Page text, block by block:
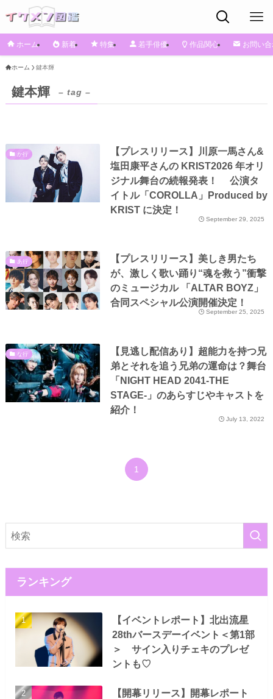
ホーム 新着 特集 若手俳優 作品関心 お問い
ホーム 鍵本輝
鍵本輝 – tag –
か行
【プレスリリース】川原一馬さん&
塩田康平さんの KRIST2026 年オリ
ジナル舞台の続報発表！ 公演タ
イトル「COROLLA」Produced by
KRIST に決定！
September 29, 2025
あ行
【プレスリリース】美しき男たち
が、激しく歌い踊り“魂を救う”衝撃
のミュージカル 「ALTAR BOYZ」
合同スペシャル公演開催決定！
September 25, 2025
な行
【見逃し配信あり】超能力を持つ兄
弟とそれを追う兄弟の運命は？舞台
「NIGHT HEAD 2041-THE
STAGE-」のあらすじやキャストを
紹介！
July 13, 2022
1
ランキング
【イベントレポート】北出流星
28thバースデーイベント＜第1部
＞ サイン入りチェキのプレゼ
ントも♡
【開幕リリース】開幕レポート